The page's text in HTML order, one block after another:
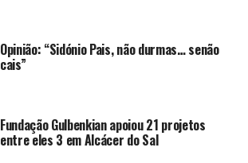
Opinião: “Sidónio Pais, não durmas… senão
cais”
Fundação Gulbenkian apoiou 21 projetos
entre eles 3 em Alcácer do Sal